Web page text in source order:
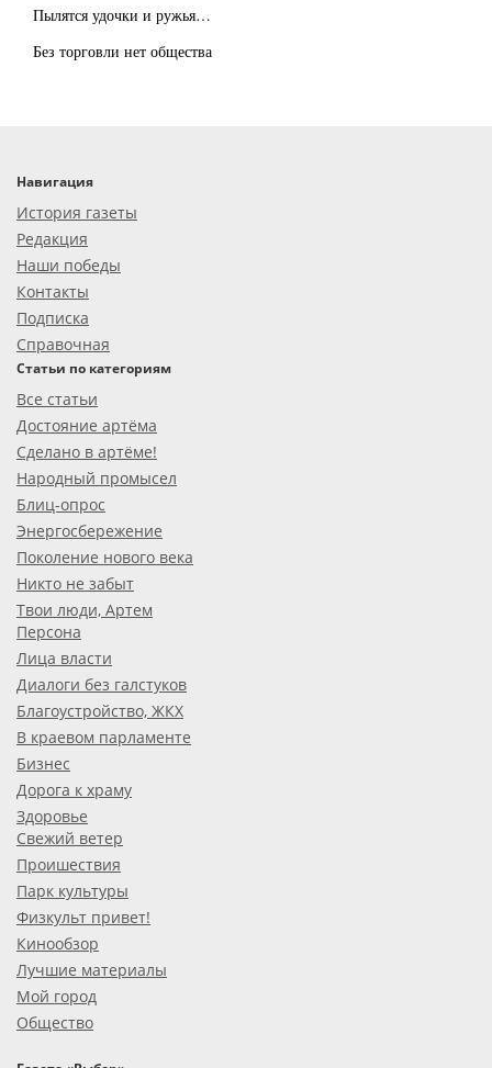
Пылятся удочки и ружья…
Без торговли нет общества
Навигация
История газеты
Редакция
Наши победы
Контакты
Подписка
Справочная
Статьи по категориям
Все статьи
Достояние артёма
Сделано в артёме!
Народный промысел
Блиц-опрос
Энергосбережение
Поколение нового века
Никто не забыт
Твои люди, Артем
Персона
Лица власти
Диалоги без галстуков
Благоустройство, ЖКХ
В краевом парламенте
Бизнес
Дорога к храму
Здоровье
Свежий ветер
Проишествия
Парк культуры
Физкульт привет!
Кинообзор
Лучшие материалы
Мой город
Общество